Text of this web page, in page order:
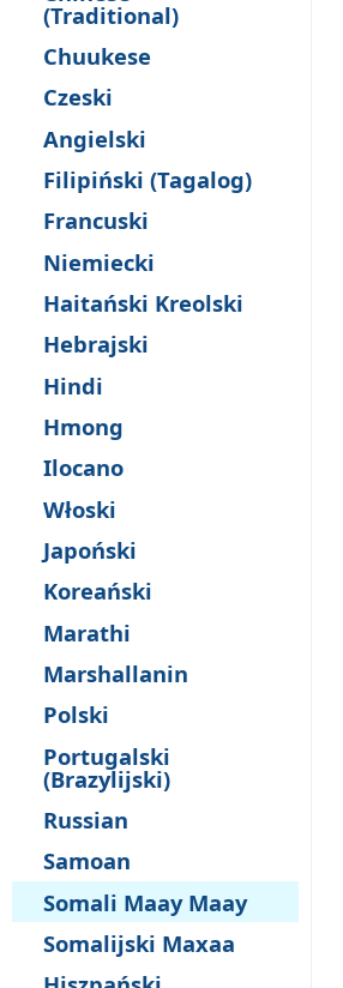
(Traditional)
Chuukese
Czeski
Angielski
Filipiński (Tagalog)
Francuski
Niemiecki
Haitański Kreolski
Hebrajski
Hindi
Hmong
Ilocano
Włoski
Japoński
Koreański
Marathi
Marshallanin
Polski
Portugalski
(Brazylijski)
Russian
Samoan
Somali Maay Maay
Somalijski Maxaa